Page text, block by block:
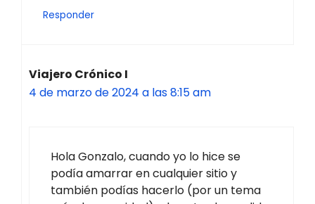
Responder
Viajero Crónico I
4 de marzo de 2024 a las 8:15 am
Hola Gonzalo, cuando yo lo hice se
podía amarrar en cualquier sitio y
también podías hacerlo (por un tema